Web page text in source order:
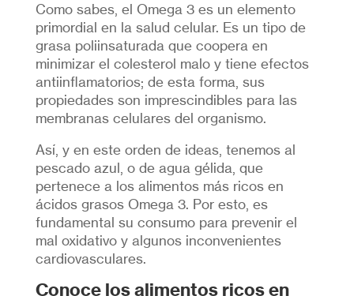
Como sabes, el Omega 3 es un elemento
primordial en la salud celular. Es un tipo de
grasa poliinsaturada que coopera en
minimizar el colesterol malo y tiene efectos
antiinflamatorios; de esta forma, sus
propiedades son imprescindibles para las
membranas celulares del organismo.
Así, y en este orden de ideas, tenemos al
pescado azul, o de agua gélida, que
pertenece a los alimentos más ricos en
ácidos grasos Omega 3. Por esto, es
fundamental su consumo para prevenir el
mal oxidativo y algunos inconvenientes
cardiovasculares.
Conoce los alimentos ricos en